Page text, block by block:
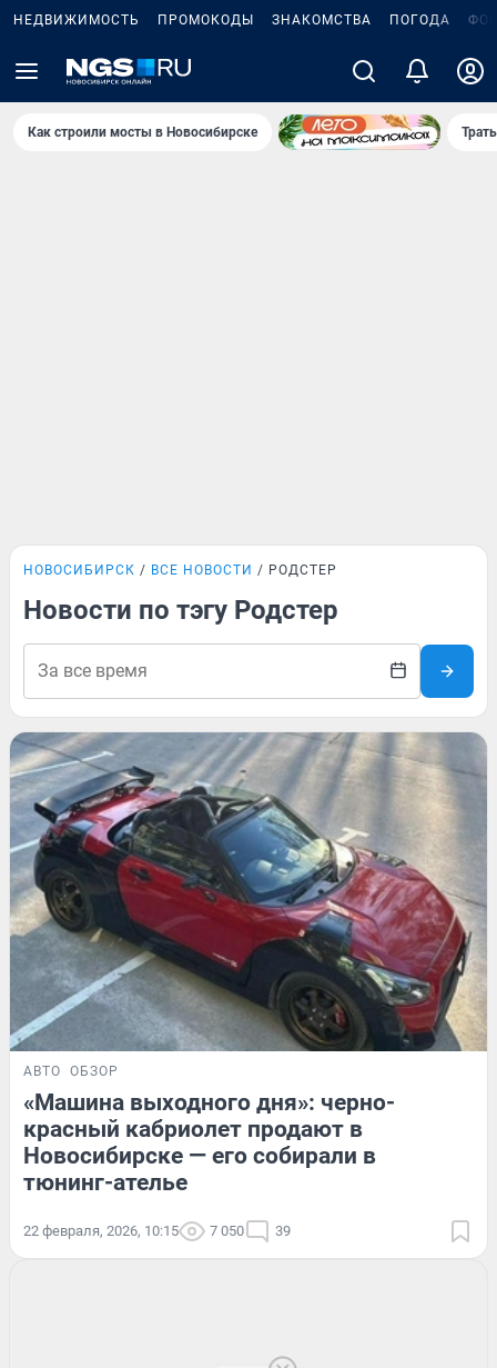
НЕДВИЖИМОСТЬ ПРОМОКОДЫ ЗНАКОМСТВА ПОГОДА
Как строили мосты в Новосибирске
НОВОСИБИРСК ВСЕ НОВОСТИ РОДСТЕР
Новости по тэгу Родстер
АВТО ОБЗОР
«Машина выходного дня»: черно-
красный кабриолет продают в
Новосибирске — его собирали в
тюнинг-ателье
22 февраля, 2026, 10:15 7 050 39